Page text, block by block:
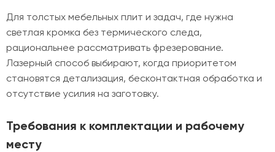
Для толстых мебельных плит и задач, где нужна
светлая кромка без термического следа,
рациональнее рассматривать фрезерование.
Лазерный способ выбирают, когда приоритетом
становятся детализация, бесконтактная обработка и
отсутствие усилия на заготовку.
Требования к комплектации и рабочему
месту